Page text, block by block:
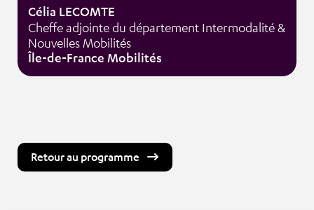
Célia LECOMTE
Cheffe adjointe du département Intermodalité &
Nouvelles Mobilités
Île-de-France Mobilités
Retour au programme